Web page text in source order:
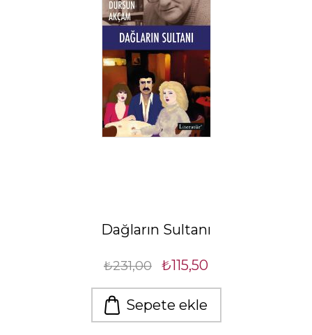
Dağların Sultanı
₺231,00 ₺115,50
Sepete ekle